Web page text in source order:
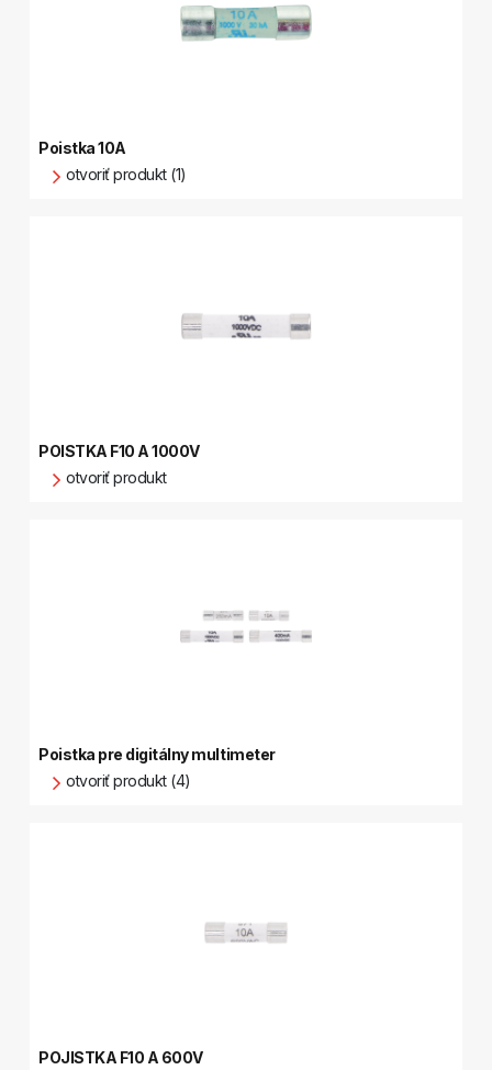
Poistka 10A
otvoriť produkt (1)
POISTKA F10 A 1000V
otvoriť produkt
Poistka pre digitálny multimeter
otvoriť produkt (4)
POJISTKA F10 A 600V